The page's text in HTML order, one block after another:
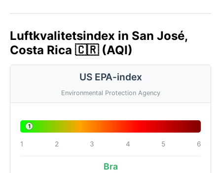
Luftkvalitetsindex in San José,
Costa Rica 🇨🇷 (AQI)
US EPA-index
Environmental Protection Agency
1
1 2 3 4 5 6
Bra